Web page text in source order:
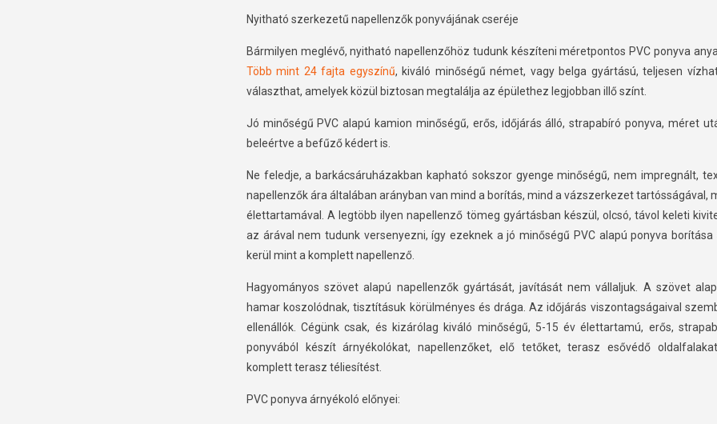
Nyitható szerkezetű napellenzők ponyvájának cseréje
Bármilyen meglévő, nyitható napellenzőhöz tudunk készíteni méretpontos PVC ponyva
Több mint 24 fajta egyszínű, kiváló minőségű német, vagy belga gyártású, teljesen
választhat, amelyek közül biztosan megtalálja az épülethez legjobban illő színt.
Jó minőségű PVC alapú kamion minőségű, erős, időjárás álló, strapabíró ponyva, méret
beleértve a befűző kédert is.
Ne feledje, a barkácsáruházakban kapható sokszor gyenge minőségű, nem impregnált,
napellenzők ára általában arányban van mind a borítás, mind a vázszerkezet tartósságával,
élettartamával. A legtöbb ilyen napellenző tömeg gyártásban készül, olcsó, távol keleti
az árával nem tudunk versenyezni, így ezeknek a jó minőségű PVC alapú ponyva borítása
kerül mint a komplett napellenző.
Hagyományos szövet alapú napellenzők gyártását, javítását nem vállaljuk. A szövet
hamar koszolódnak, tisztításuk körülményes és drága. Az időjárás viszontagságaival
ellenállók. Cégünk csak, és kizárólag kiváló minőségű, 5-15 év élettartamú, erős,
ponyvából készít árnyékolókat, napellenzőket, elő tetőket, terasz esővédő
komplett terasz téliesítést.
PVC ponyva árnyékoló előnyei: